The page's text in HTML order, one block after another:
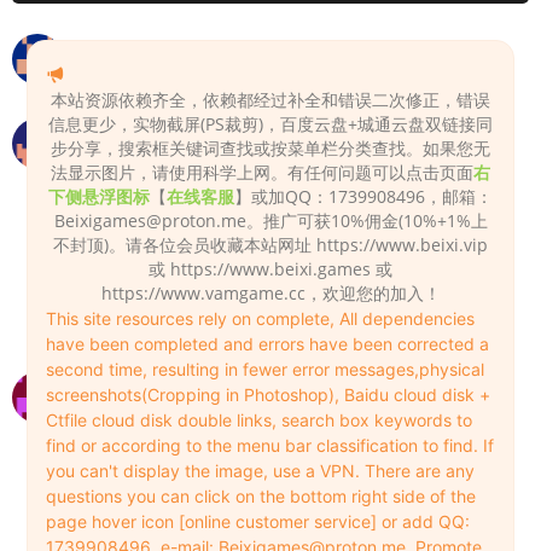
win11可以吗
Apurupai 2024-09-26 0
可以运行，试过了。
Admin 2024-09-26 0
谢谢啦
Apurupai 2024-09-26
下载时是整个游戏 还是要买了游戏 在来买下载
ygjf1067171993 2026-06-27 0
下载后解压就可以玩了
Admin 2026-06-28 0
本站资源依赖齐全，依赖都经过补全和错误二次修正，错误
信息更少，实物截屏(PS裁剪)，百度云盘+城通云盘双链接同
步分享，搜索框关键词查找或按菜单栏分类查找。如果您无
法显示图片，请使用科学上网。有任何问题可以点击页面右
下侧悬浮图标 【在线客服】或加QQ：1739908496，邮箱：
Beixigames@proton.me。推广可获10%佣金(10%+1%上
不封顶)。请各位会员收藏本站网址 https://www.beixi.vip
或 https://www.beixi.games 或
https://www.vamgame.cc，欢迎您的加入！
This site resources rely on complete, All dependencies
have been completed and errors have been corrected a
second time, resulting in fewer error messages,physical
screenshots(Cropping in Photoshop), Baidu cloud disk +
Ctfile cloud disk double links, search box keywords to
find or according to the menu bar classification to find. If
you can't display the image, use a VPN. There are any
questions you can click on the bottom right side of the
page hover icon [online customer service] or add QQ:
1739908496, e-mail: Beixigames@proton.me . Promote